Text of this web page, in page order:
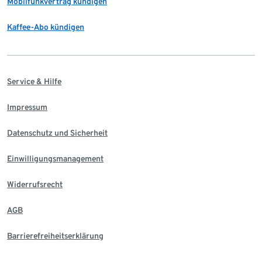
Kaffee-Abo kündigen
Service & Hilfe
Impressum
Datenschutz und Sicherheit
Einwilligungsmanagement
Widerrufsrecht
AGB
Barrierefreiheitserklärung